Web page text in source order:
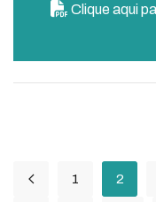
Clique aqui
1 2